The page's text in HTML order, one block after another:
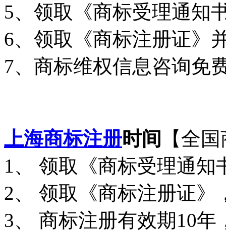
5、领取《商标受理通知
6、领取《商标注册证》
7、商标维权信息咨询免
上海商标注册时间
【全
1、 领取《商标受理通知
2、 领取《商标注册证》
3、 商标注册有效期10年